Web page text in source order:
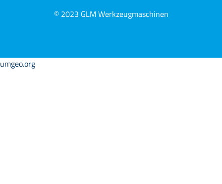
© 2023 GLM Werkzeugmaschinen
umgeo.org